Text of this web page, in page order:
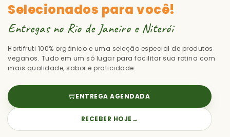
Selecionados para você!
Entregas no Rio de Janeiro e Niterói
Hortifruti 100% orgânico e uma seleção especial de produtos
veganos. Tudo em um só lugar para facilitar sua rotina com
mais qualidade, sabor e praticidade.
ENTREGA AGENDADA
RECEBER HOJE →